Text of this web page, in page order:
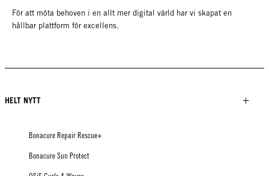
För att möta behoven i en allt mer digital värld har vi skapat en
hållbar plattform för excellens.
HELT NYTT
Bonacure Repair Rescue+
Bonacure Sun Protect